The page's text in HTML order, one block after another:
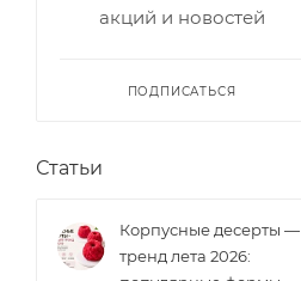
акций и новостей
ПОДПИСАТЬСЯ
Статьи
Корпусные десерты —
тренд лета 2026: